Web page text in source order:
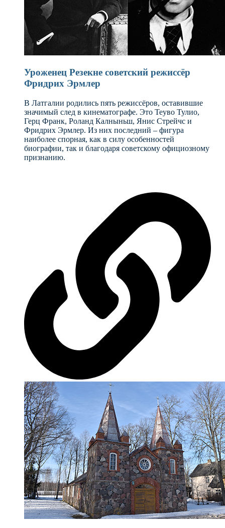
Уроженец Резекне советский режиссёр
Фридрих Эрмлер
В Латгалии родились пять режиссёров, оставившие
значимый след в кинематографе. Это Теуво Тулио,
Герц Франк, Роланд Калныньш, Янис Стрейчс и
Фридрих Эрмлер. Из них последний – фигура
наиболее спорная, как в силу особенностей
биографии, так и благодаря советскому официозному
признанию.